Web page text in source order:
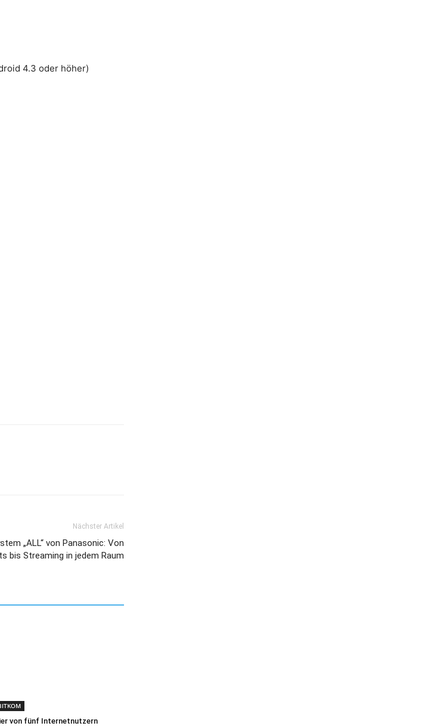
4.3 oder höher)
Nächster Artikel
„ALL“ von Panasonic: Von
bis Streaming in jedem Raum
von fünf Internetnutzern